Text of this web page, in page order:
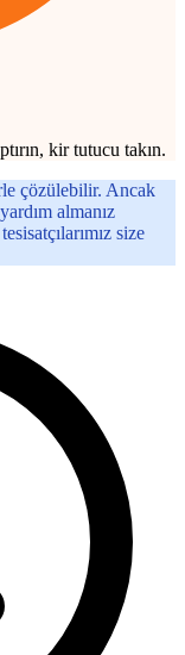
kir tutucu takın.
çözülebilir. Ancak
almanız
size